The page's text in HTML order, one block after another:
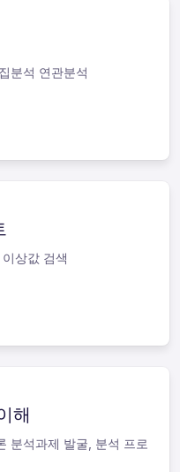
분석 연관분석
상값 검색
해
분석과제 발굴, 분석 프로